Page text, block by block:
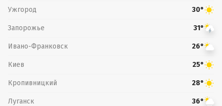
Ужгород 30°
Запорожье 31°
Ивано-Франковск 26°
Киев 25°
Кропивницкий 28°
Луганск 36°